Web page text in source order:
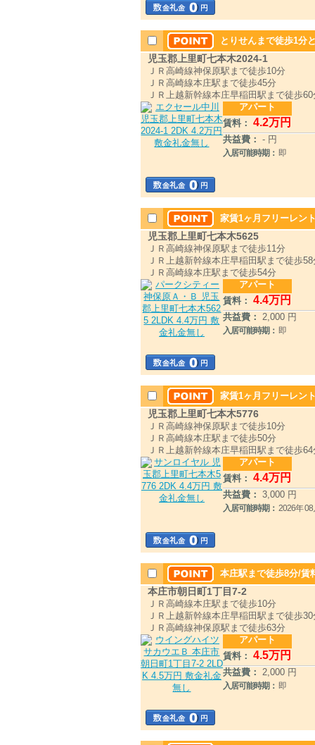
とりせんまで徒歩1分
児玉郡上里町七本木2024-1
ＪＲ高崎線神保原駅まで徒歩10分
ＪＲ高崎線本庄駅まで徒歩45分
ＪＲ上越新幹線本庄早稲田駅まで徒歩60
アパート
賃料： 4.2万円
共益費： - 円
入居可能時期： 即
家賃1ヶ月フリーレン
児玉郡上里町七本木5625
ＪＲ高崎線神保原駅まで徒歩11分
ＪＲ上越新幹線本庄早稲田駅まで徒歩58
ＪＲ高崎線本庄駅まで徒歩54分
アパート
賃料： 4.4万円
共益費： 2,000 円
入居可能時期： 即
家賃1ヶ月フリーレン
児玉郡上里町七本木5776
ＪＲ高崎線神保原駅まで徒歩10分
ＪＲ高崎線本庄駅まで徒歩50分
ＪＲ上越新幹線本庄早稲田駅まで徒歩64
アパート
賃料： 4.4万円
共益費： 3,000 円
入居可能時期： 2026年
本庄駅まで徒歩8分/賃
本庄市朝日町1丁目7-2
ＪＲ高崎線本庄駅まで徒歩10分
ＪＲ上越新幹線本庄早稲田駅まで徒歩30
ＪＲ高崎線神保原駅まで徒歩63分
アパート
賃料： 4.5万円
共益費： 2,000 円
入居可能時期： 即